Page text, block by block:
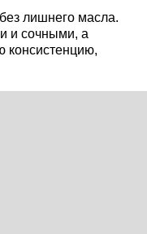
лишнего масла.
и сочными, а
консистенцию,